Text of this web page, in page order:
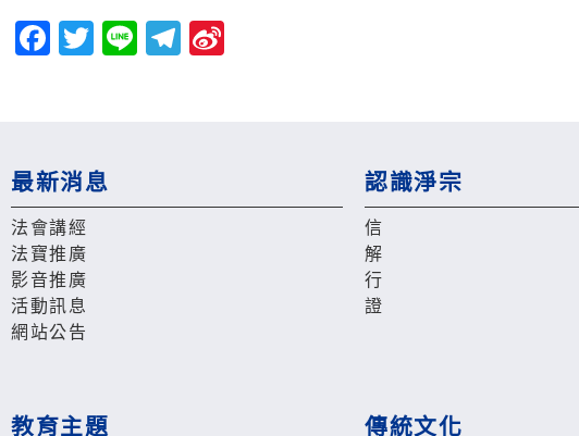
Facebook
Twitter
LineTelegram
最新消息
法會講經
法寶推廣
影音推廣
活動訊息
網站公告
認識淨宗
信
解
行
證
教育主題 傳統文化